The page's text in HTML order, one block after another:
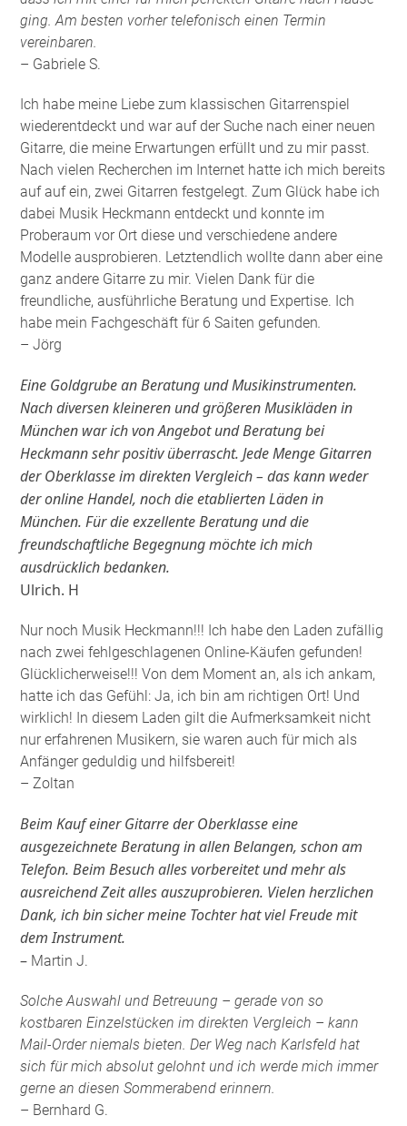
ging. Am besten vorher telefonisch einen Termin
vereinbaren.
– Gabriele S.
Ich habe meine Liebe zum klassischen Gitarrenspiel
wiederentdeckt und war auf der Suche nach einer neuen
Gitarre, die meine Erwartungen erfüllt und zu mir passt.
Nach vielen Recherchen im Internet hatte ich mich bereits
auf auf ein, zwei Gitarren festgelegt. Zum Glück habe ich
dabei Musik Heckmann entdeckt und konnte im
Proberaum vor Ort diese und verschiedene andere
Modelle ausprobieren. Letztendlich wollte dann aber eine
ganz andere Gitarre zu mir. Vielen Dank für die
freundliche, ausführliche Beratung und Expertise. Ich
habe mein Fachgeschäft für 6 Saiten gefunden
– Jörg
Eine Goldgrube an Beratung und Musikinstrumenten.
Nach diversen kleineren und größeren Musikläden in
München war ich von Angebot und Beratung bei
Heckmann sehr positiv überrascht. Jede Menge Gitarren
der Oberklasse im direkten Vergleich – das kann weder
der online Handel, noch die etablierten Läden in
München. Für die exzellente Beratung und die
freundschaftliche Begegnung möchte ich mich
ausdrücklich bedanken.
Ulrich. H
Nur noch Musik Heckmann!!! Ich habe den Laden zufällig
nach zwei fehlgeschlagenen Online-Käufen gefunden!
Glücklicherweise!!! Von dem Moment an, als ich ankam,
hatte ich das Gefühl: Ja, ich bin am richtigen Ort! Und
wirklich! In diesem Laden gilt die Aufmerksamkeit nicht
nur erfahrenen Musikern, sie waren auch für mich als
Anfänger geduldig und hilfsbereit!
– Zoltan
Beim Kauf einer Gitarre der Oberklasse eine
ausgezeichnete Beratung in allen Belangen, schon am
Telefon. Beim Besuch alles vorbereitet und mehr als
ausreichend Zeit alles auszuprobieren. Vielen herzlichen
Dank, ich bin sicher meine Tochter hat viel Freude mit
dem Instrument.
– Martin J.
Solche Auswahl und Betreuung – gerade von so
kostbaren Einzelstücken im direkten Vergleich – kann
Mail-Order niemals bieten. Der Weg nach Karlsfeld hat
sich für mich absolut gelohnt und ich werde mich immer
gerne an diesen Sommerabend erinnern.
– Bernhard G.